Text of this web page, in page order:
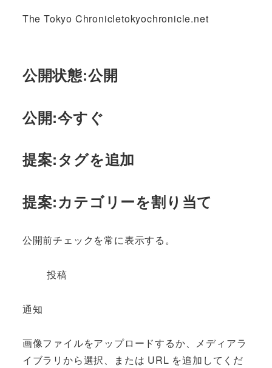
The Tokyo Chronicletokyochronicle.net
公開状態:公開
公開:今すぐ
提案:タグを追加
提案:カテゴリーを割り当て
公開前チェックを常に表示する。
投稿
通知
画像ファイルをアップロードするか、メディアラ
イブラリから選択、または URL を追加してくだ